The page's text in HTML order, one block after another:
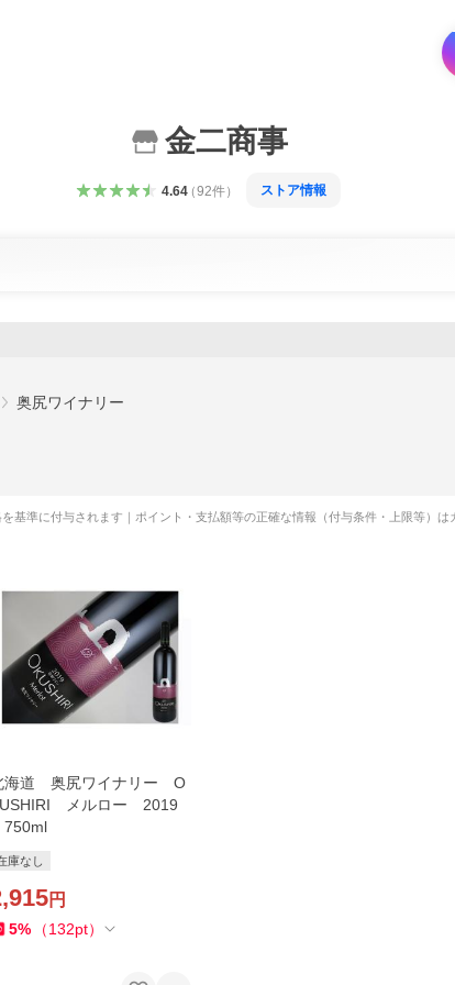
金二商事
4.64（92件） ストア情報
奥尻ワイナリー
を基準に付与されます｜ポイント・支払額等の正確な情報（付与条件・上限等）
海道 奥尻ワイナリー O
メルロー 2019
庫なし
円
5% （132pt）